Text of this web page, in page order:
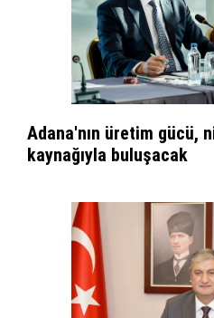
Adana'nın üretim gücü,
kaynağıyla buluşacak